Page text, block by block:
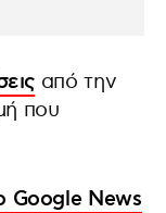
από την
που
Google News